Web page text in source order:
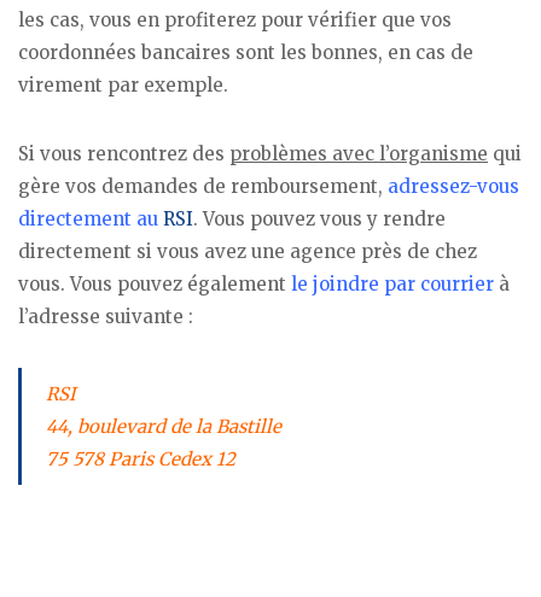
les cas, vous en profiterez pour vérifier que vos
coordonnées bancaires sont les bonnes, en cas de
virement par exemple.
Si vous rencontrez des problèmes avec l’organisme qui
gère vos demandes de remboursement, adressez-vous
directement au RSI. Vous pouvez vous y rendre
directement si vous avez une agence près de chez
vous. Vous pouvez également le joindre par courrier à
l’adresse suivante :
RSI
44, boulevard de la Bastille
75 578 Paris Cedex 12